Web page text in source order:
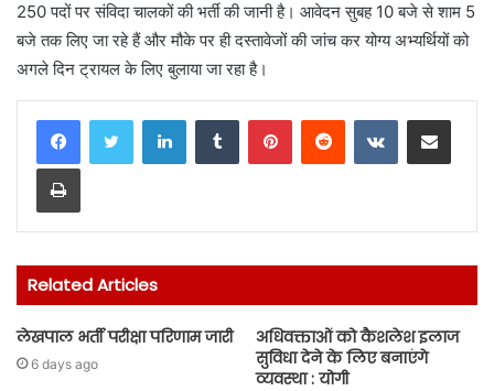
250 पदों पर संविदा चालकों की भर्ती की जानी है। आवेदन सुबह 10 बजे से शाम 5
बजे तक लिए जा रहे हैं और मौके पर ही दस्तावेजों की जांच कर योग्य अभ्यर्थियों को
अगले दिन ट्रायल के लिए बुलाया जा रहा है।
LinkedInTumblr PinterestReddit VKontakteShare via Email
Print
Related Articles
लेखपाल भर्ती परीक्षा परिणाम जारी
6 days ago
अधिवक्ताओं को कैशलेश इलाज
सुविधा देने के लिए बनाएंगे
व्यवस्था : योगी